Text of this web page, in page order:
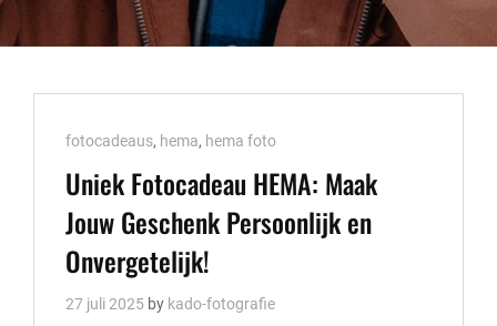
Cat
Links
fotocadeaus, hema, hema foto
Uniek Fotocadeau HEMA: Maak
Jouw Geschenk Persoonlijk en
Onvergetelijk!
27 juli 2025 by kado-fotografie